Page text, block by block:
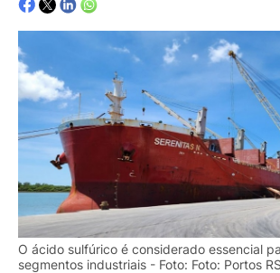
O ácido sulfúrico é considerado essencial
segmentos industriais - Foto: Foto: Portos RS